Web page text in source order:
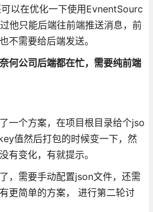
以在优化一下使用EvnentSourc
他只能后端往前端推送消息，前
不需要给后端发送。
何公司后端都在忙，需要纯前端
一个方案，在项目根目录给个jso
值然后打包的时候变一下，然
有变化，有就提示。
，需要手动配置json文件，还需
更简单的方案， 进行第二轮讨